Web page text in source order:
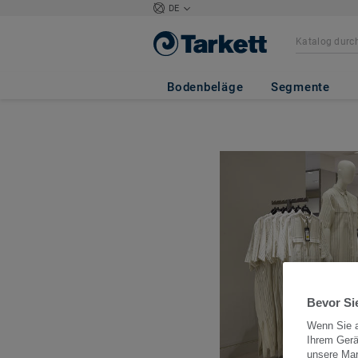
DE
Bodenbeläge Segmente
Bevor
Wenn Sie
Ihrem
unsere